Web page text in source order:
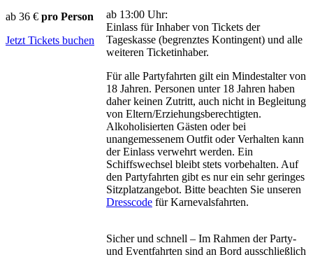
ab 13:00 Uhr:
Einlass für Inhaber von Tickets der
Tageskasse (begrenztes Kontingent) und alle
weiteren Ticketinhaber.
Für alle Partyfahrten gilt ein Mindestalter von
18 Jahren. Personen unter 18 Jahren haben
daher keinen Zutritt, auch nicht in Begleitung
von Eltern/Erziehungsberechtigten.
Alkoholisierten Gästen oder bei
unangemessenem Outfit oder Verhalten kann
der Einlass verwehrt werden. Ein
Schiffswechsel bleibt stets vorbehalten. Auf
den Partyfahrten gibt es nur ein sehr geringes
Sitzplatzangebot. Bitte beachten Sie unseren
Dresscodefür Karnevalsfahrten.
Sicher und schnell – Im Rahmen der Party-
und Eventfahrten sind an Bord ausschließlich
ab 36 € pro Person
Jetzt Tickets buchen